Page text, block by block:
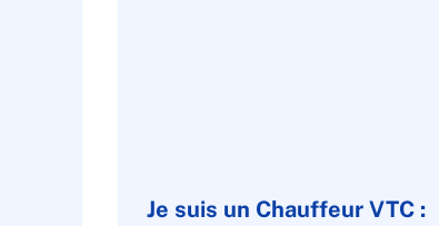
Je suis un Chauffeur VTC :